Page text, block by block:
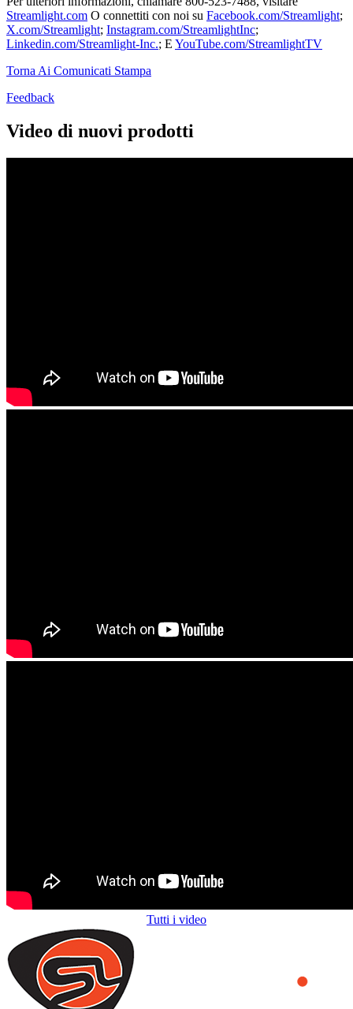
Streamlight.com O connettiti con noi su Facebook.com/Streamlight;
X.com/Streamlight; Instagram.com/StreamlightInc;
Linkedin.com/Streamlight-Inc.; E YouTube.com/StreamlightTV
Torna Ai Comunicati Stampa
Feedback
Video di nuovi prodotti
Tutti i video